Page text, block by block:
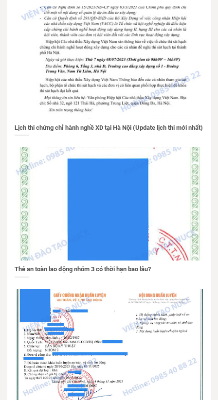
Lịch thi chứng chỉ hành nghề XD tại Hà Nội (Update lịch thi mới nhất)
Thẻ an toàn lao động nhóm 3 có thời hạn bao lâu?